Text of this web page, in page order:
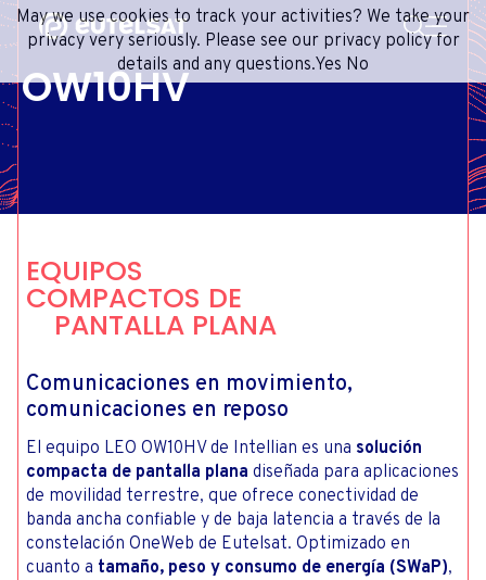
Content
Menu
Footer
SERVICIOS SATELITALES
MEDIOS
CONTACTO
EXTRANET
FRENCH
BUSCAR
OW10HV
EQUIPOS
COMPACTOS DE
PANTALLA PLANA
Comunicaciones en movimiento,
comunicaciones en reposo
El equipo LEO OW10HV de Intellian es una solución
compacta de pantalla plana diseñada para aplicaciones
de movilidad terrestre, que ofrece conectividad de
banda ancha confiable y de baja latencia a través de la
constelación OneWeb de Eutelsat. Optimizado en
cuanto a tamaño, peso y consumo de energía (SWaP),
May we use cookies to track your activities? We take your
privacy very seriously. Please see our privacy policy for
details and any questions.Yes No